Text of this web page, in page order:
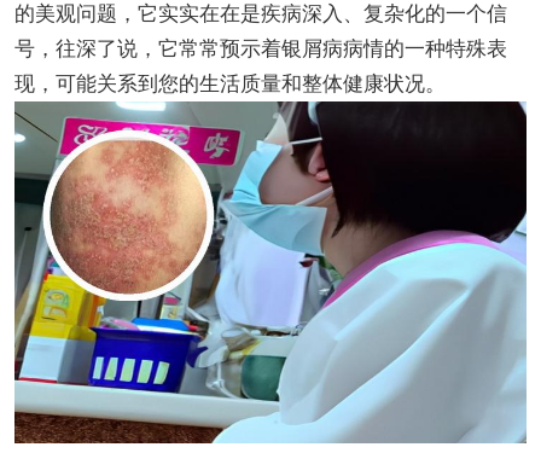
的美观问题，它实实在在是疾病深入、复杂化的一个信
号，往深了说，它常常预示着银屑病病情的一种特殊表
现，可能关系到您的生活质量和整体健康状况。